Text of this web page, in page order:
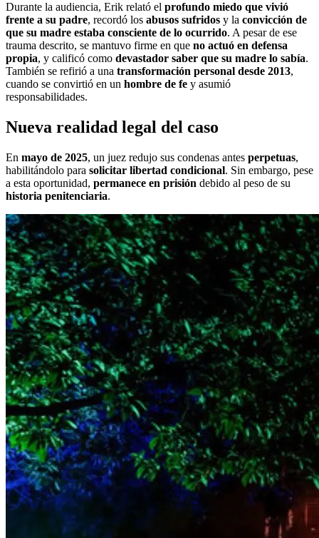
Durante la audiencia, Erik relató el profundo miedo que vivió
frente a su padre, recordó los abusos sufridos y la convicción de
que su madre estaba consciente de lo ocurrido. A pesar de ese
trauma descrito, se mantuvo firme en que no actuó en defensa
propia, y calificó como devastador saber que su madre lo sabía.
También se refirió a una transformación personal desde 2013,
cuando se convirtió en un hombre de fe y asumió
responsabilidades.
Nueva realidad legal del caso
En mayo de 2025, un juez redujo sus condenas antes perpetuas,
habilitándolo para solicitar libertad condicional. Sin embargo, pese
a esta oportunidad, permanece en prisión debido al peso de su
historia penitenciaria.